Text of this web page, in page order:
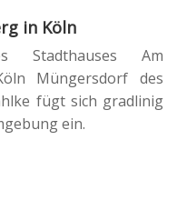
in Köln
Stadthauses Am
Müngersdorf des
fügt sich gradlinig
ein.